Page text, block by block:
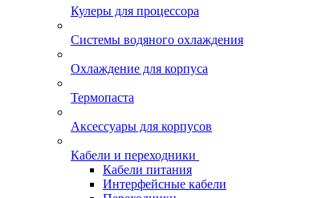
Кулеры для процессора
Системы водяного охлаждения
Охлаждение для корпуса
Термопаста
Аксессуары для корпусов
Кабели и переходники
Кабели питания
Интерфейсные кабели